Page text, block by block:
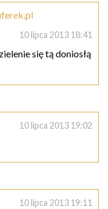
10 lipca 2013 18:41
się tą doniosłą
10 lipca 2013 19:02
10 lipca 2013 19:11